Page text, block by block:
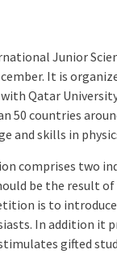
Junior
It is
Qatar
50 countries
and skills in
comprises two
be the result
is to
In addition it
gifted